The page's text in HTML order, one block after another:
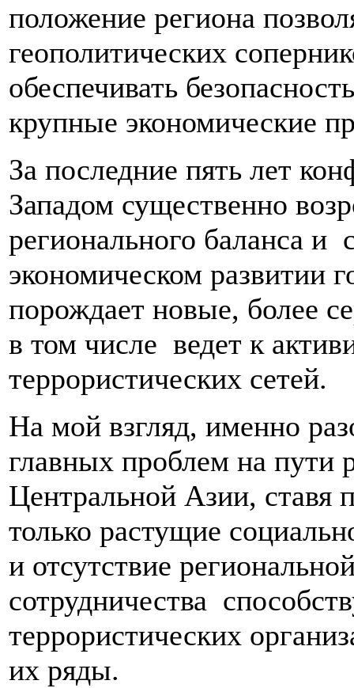
положение региона
геополитических
обеспечивать
крупные экономические
За последние пять лет
Западом существенно
регионального баланса и
экономическом развитии
порождает новые, более
в том числе ведет к
террористических сетей.
На мой взгляд, именно
главных проблем на пути
Центральной Азии, ставя
только растущие
и отсутствие
сотрудничества
террористических
их ряды.